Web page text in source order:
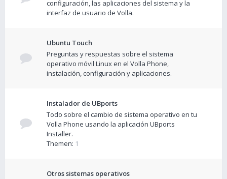
configuración, las aplicaciones del sistema y la
interfaz de usuario de Volla.
Ubuntu Touch
Preguntas y respuestas sobre el sistema
operativo móvil Linux en el Volla Phone,
instalación, configuración y aplicaciones.
Instalador de UBports
Todo sobre el cambio de sistema operativo en tu
Volla Phone usando la aplicación UBports
Installer.
Themen: 1
Otros sistemas operativos